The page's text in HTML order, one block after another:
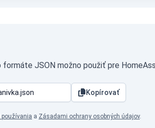
JSON možno použiť pre
Kopírovať
používania a Zásadami ochrany osobných údajov.